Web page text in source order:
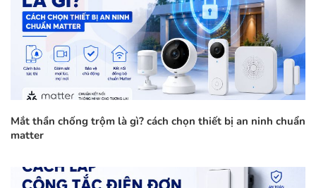
Mắt thần chống trộm là gì? cách chọn thiết bị an ninh chuẩn
matter